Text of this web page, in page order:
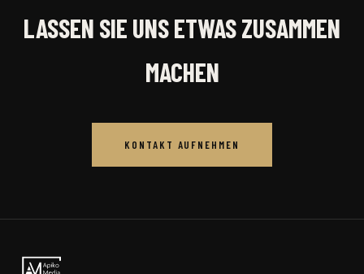
LASSEN SIE UNS ETWAS ZUSAMMEN
MACHEN
KONTAKT AUFNEHMEN